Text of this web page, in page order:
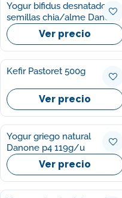
Yogur bifidus desnatado
semillas chia/alme Danone
p4 120g/uVer precio
Kefir Pastoret 500g
Ver precio
Yogur griego natural
Danone p4 119g/u
Ver precio